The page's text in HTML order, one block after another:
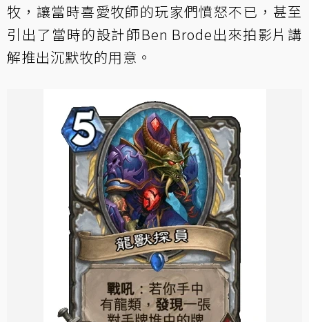
牧，讓當時喜愛牧師的玩家們憤怒不已，甚至
引出了當時的設計師Ben Brode出來拍影片講
解推出沉默牧的用意。